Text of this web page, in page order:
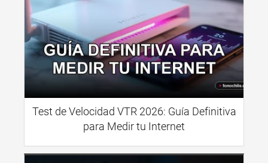
Test de Velocidad VTR 2026: Guía Definitiva
para Medir tu Internet